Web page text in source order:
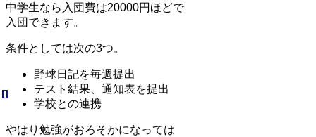
中学生なら入団費は20000円ほどで
入団できます。
条件としては次の3つ。
野球日記を毎週提出
テスト結果、通知表を提出
学校との連携
やはり勉強がおろそかになっては